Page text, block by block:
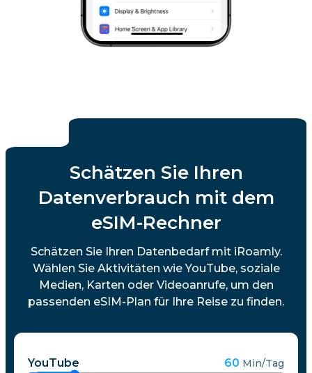
Schätzen Sie Ihren
Datenverbrauch mit dem
eSIM-Rechner
Schätzen Sie Ihren Datenbedarf mit iRoamly.
Wählen Sie Aktivitäten wie YouTube, soziale
Medien, Karten oder Videoanrufe, um den
passenden eSIM-Plan für Ihre Reise zu finden.
YouTube 60 Min/Tag